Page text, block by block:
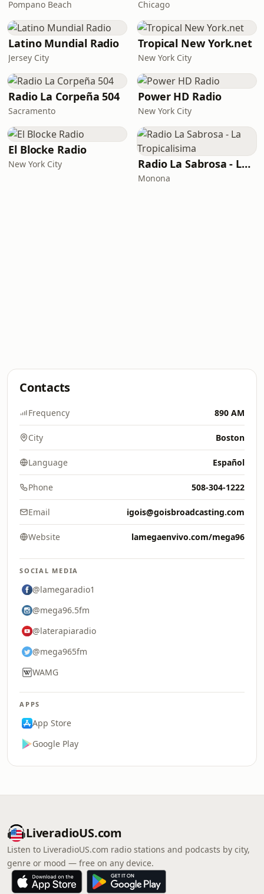
Pompano Beach Chicago
Latino Mundial Radio
Jersey City
Tropical New York.net
New York City
Radio La Corpeña 504
Sacramento
Power HD Radio
New York City
El Blocke Radio
New York City Radio La Sabrosa - La Tropicalisima
Monona
Contacts
Frequency 890 AM
City Boston
Language Español
Phone 508-304-1222
Email igois@goisbroadcasting.com
Website lamegaenvivo.com/mega96
SOCIAL MEDIA
@lamegaradio1
@mega96.5fm
@laterapiaradio
@mega965fm
WAMG
APPS
App Store
Google Play
LiveradioUS.com
Listen to LiveradioUS.com radio stations and podcasts by city,
genre or mood — free on any device.